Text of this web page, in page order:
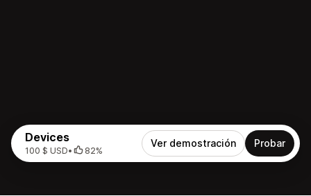
Devices
100 $ USD• 82%
Ver demostración Probar